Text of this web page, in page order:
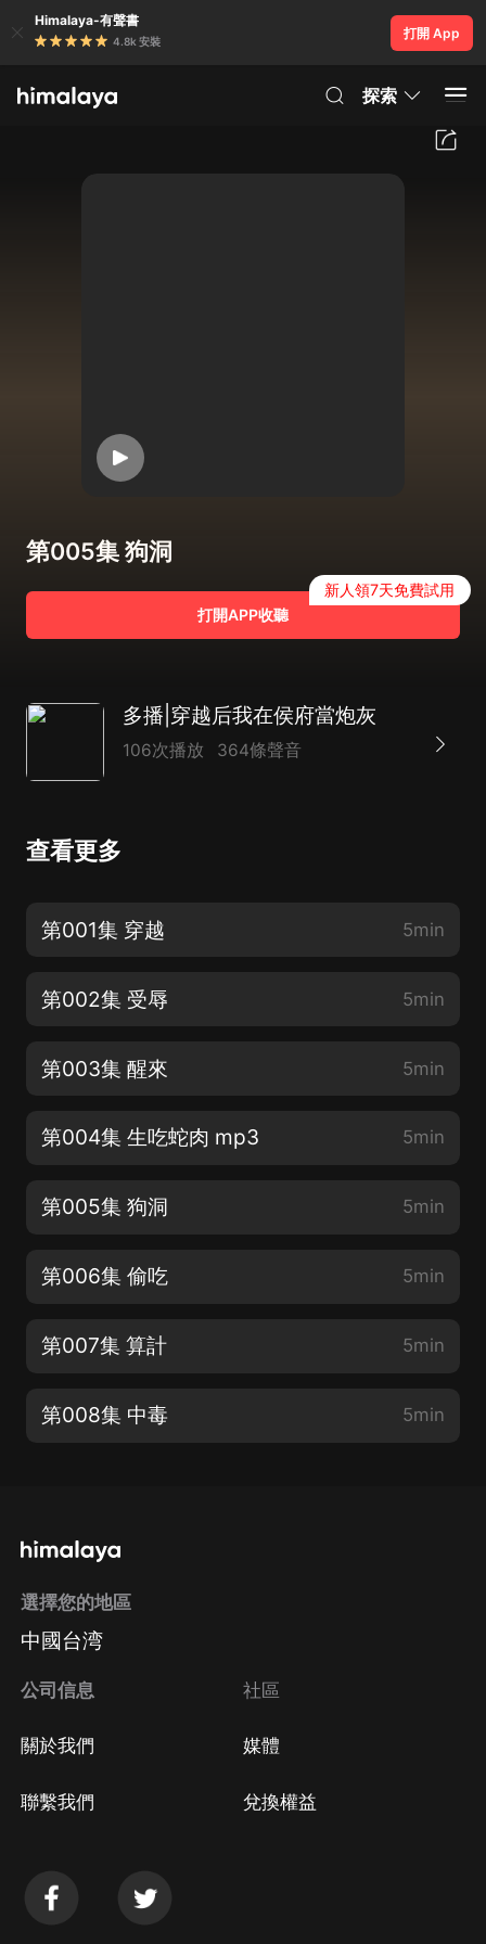
Himalaya-有聲書
4.8k 安裝
打開 App
探索
第005集 狗洞
打開APP收聽
新人領7天免費試用
多播|穿越后我在侯府當炮灰
106次播放 364條聲音
查看更多
第001集 穿越 5min
第002集 受辱 5min
第003集 醒來 5min
第004集 生吃蛇肉 mp3 5min
第005集 狗洞 5min
第006集 偷吃 5min
第007集 算計 5min
第008集 中毒 5min
選擇您的地區
中國台湾
公司信息
關於我們
聯繫我們
社區
媒體
兌換權益